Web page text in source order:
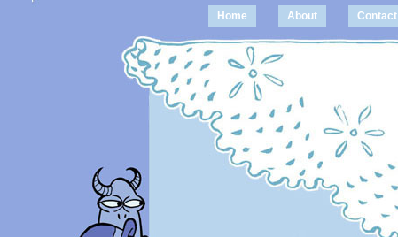
Home About Contact